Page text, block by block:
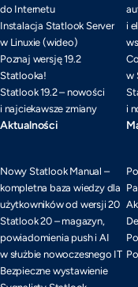
do Internetu
Instalacja Statlook Server
w Linuxie (wideo)
Poznaj wersję 19.2
Statlooka!
Statlook 19.2 – nowości
i najciekawsze zmiany
i
w
i
Aktualności
Nowy Statlook Manual –
kompletna baza wiedzy dla
użytkowników od wersji 20
Statlook 20 – magazyn,
powiadomienia push i AI
w służbie nowoczesnego IT
Bezpieczne wystawienie